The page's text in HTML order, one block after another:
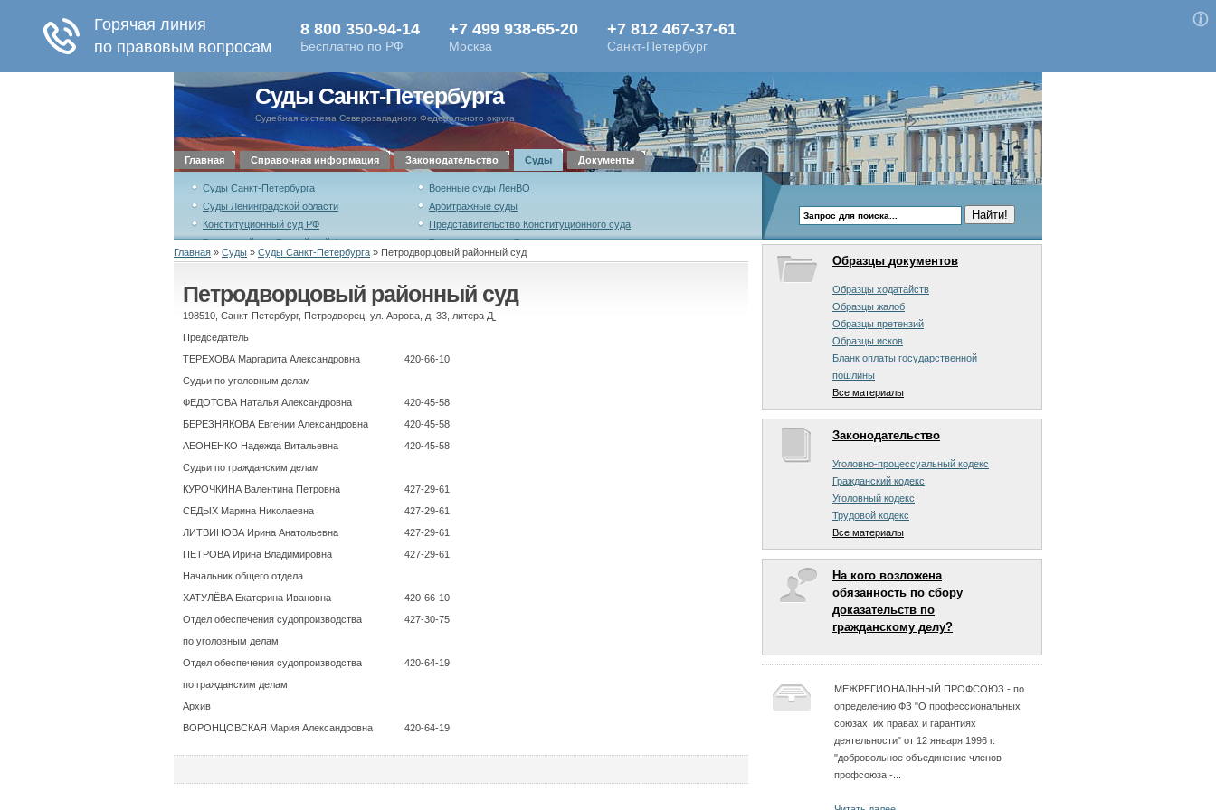
Суды Санкт-Петербурга
Судебная система Северозападного Федерального округа
Главная Справочная информация Законодательство Суды Документы
Суды Санкт-Петербурга
Военные суды ЛенВО
Суды Ленинградской области
Арбитражные суды
Конституционный суд РФ
Представительство Конституционного суда
Верховный суд Российской Федерации
Военная коллегия Верховного суда
Российской Федерации
Российской Федерации
Уставный суд Санкт-Петербурга
Главная » Суды » Суды Санкт-Петербурга » Петродворцовый районный суд
Петродворцовый районный суд
198510, Санкт-Петербург, Петродворец, ул. Аврова, д. 33, литера Д
Председатель
ТЕРЕХОВА Маргарита Александровна
420-66-10
Судьи по уголовным делам
ФЕДОТОВА Наталья Александровна
420-45-58
БЕРЕЗНЯКОВА Евгении Александровна
420-45-58
АЕОНЕНКО Надежда Витальевна
420-45-58
Судьи по гражданским делам
КУРОЧКИНА Валентина Петровна
427-29-61
СЕДЫХ Марина Николаевна
427-29-61
ЛИТВИНОВА Ирина Анатольевна
427-29-61
ПЕТРОВА Ирина Владимировна
427-29-61
Начальник общего отдела
ХАТУЛЁВА Екатерина Ивановна
420-66-10
Отдел обеспечения судопроизводства
по уголовным делам
427-30-75
Отдел обеспечения судопроизводства
по гражданским делам
420-64-19
Архив
ВОРОНЦОВСКАЯ Мария Александровна
420-64-19
Образцы документов
Образцы ходатайств
Образцы жалоб
Образцы претензий
Образцы исков
Бланк оплаты государственной
пошлины
Все материалы
Законодательство
Уголовно-процессуальный кодекс
Гражданский кодекс
Уголовный кодекс
Трудовой кодекс
Все материалы
На кого возложена
обязанность по сбору
доказательств по
гражданскому делу?
МЕЖРЕГИОНАЛЬНЫЙ ПРОФСОЮЗ - по
определению ФЗ "О профессиональных
союзах, их правах и гарантиях
деятельности" от 12 января 1996 г.
"добровольное объединение членов
профсоюза -...